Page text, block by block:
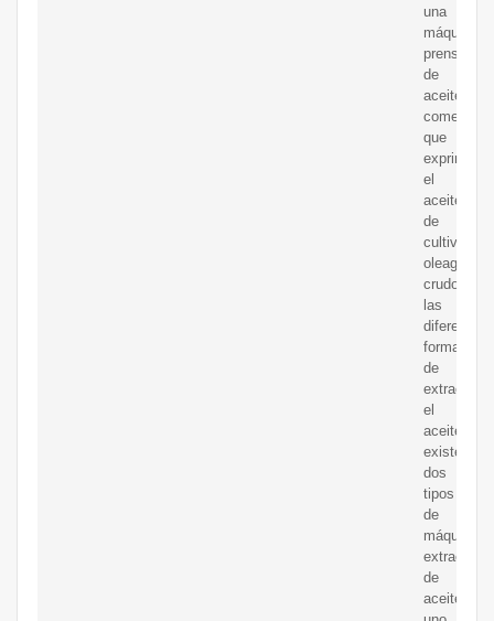
una
máquina
prensadora
de
aceite
comestible
que
exprime
el
aceite
de
cultivos
las
diferentes
formas
de
extraer
el
aceite,
existen
dos
tipos
de
máquinas
extractoras
de
aceite.